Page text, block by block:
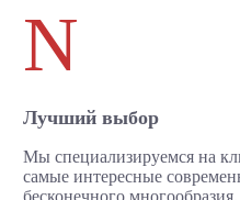
N
Лучший выбор
Мы специализируемся на
самые интересные
бесконечного